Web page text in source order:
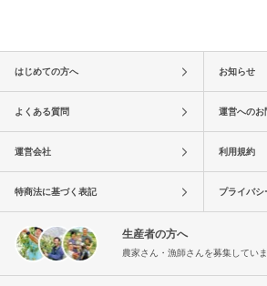
はじめての方へ お知らせ
よくある質問 運営へのお
運営会社 利用規約
特商法に基づく表記 プライバシ
生産者の方へ
農家さん・漁師さんを募集してい